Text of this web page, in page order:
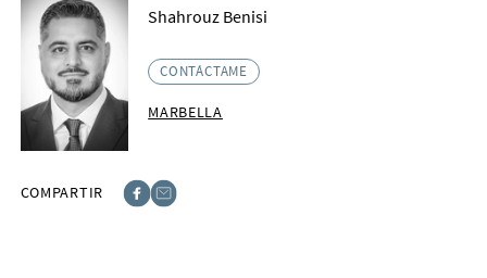
Shahrouz Benisi
CONTÁCTAME
MARBELLA
COMPARTIR